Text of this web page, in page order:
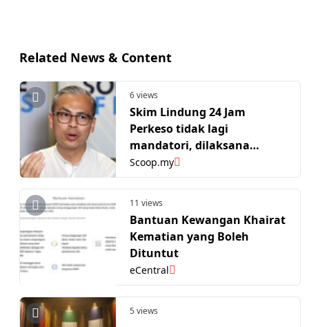
Related News & Content
6 views
Skim Lindung 24 Jam
Perkeso tidak lagi
mandatori, dilaksana
sukarela berkuatkuasa
serta merta
Scoop.my
11 views
Bantuan Kewangan Khairat
Kematian yang Boleh
Dituntut
eCentral
5 views